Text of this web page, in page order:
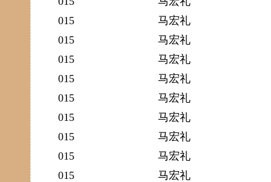
015
马宏礼
015
马宏礼
015
马宏礼
015
马宏礼
015
马宏礼
015
马宏礼
015
马宏礼
015
马宏礼
015
马宏礼